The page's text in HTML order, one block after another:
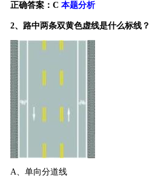
正确答案：C 本题分析
2、路中两条双黄色虚线是什么标线？
A、单向分道线